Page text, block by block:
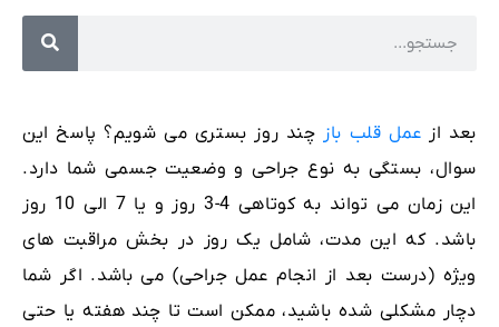
بعد از عمل قلب باز چند روز بستری می شویم؟ پاسخ این
سوال، بستگی به نوع جراحی و وضعیت جسمی شما دارد.
این زمان می تواند به کوتاهی 4-3 روز و یا 7 الی 10 روز
باشد. که این مدت، شامل یک روز در بخش مراقبت های
ویژه (درست بعد از انجام عمل جراحی) می باشد. اگر شما
دچار مشکلی شده باشید، ممکن است تا چند هفته یا حتی